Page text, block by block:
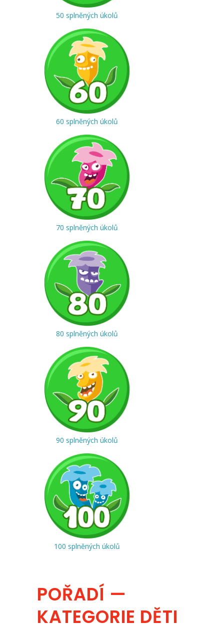
50 splněných úkolů
60 splněných úkolů
70 splněných úkolů
80 splněných úkolů
90 splněných úkolů
100 splněných úkolů
POŘADÍ —
KATEGORIE DĚTI